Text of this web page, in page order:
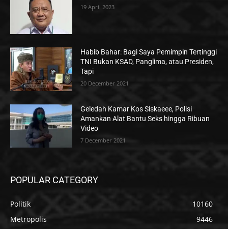
19 April 2023
Habib Bahar: Bagi Saya Pemimpin Tertinggi
TNI Bukan KSAD, Panglima, atau Presiden,
Tapi
20 December 2021
Geledah Kamar Kos Siskaeee, Polisi
Amankan Alat Bantu Seks hingga Ribuan
Video
7 December 2021
POPULAR CATEGORY
Politik
10160
Metropolis
9446